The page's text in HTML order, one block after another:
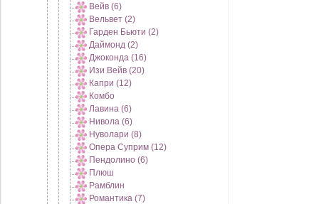
Вейв (6)
Вельвет (2)
Гарден Бьюти (2)
Даймонд (2)
Джоконда (16)
Изи Вейв (20)
Капри (12)
Комбо
Лавина (6)
Нивола (6)
Нуволари (8)
Опера Суприм (12)
Пендолино (6)
Плюш
Рамблин
Романтика (7)